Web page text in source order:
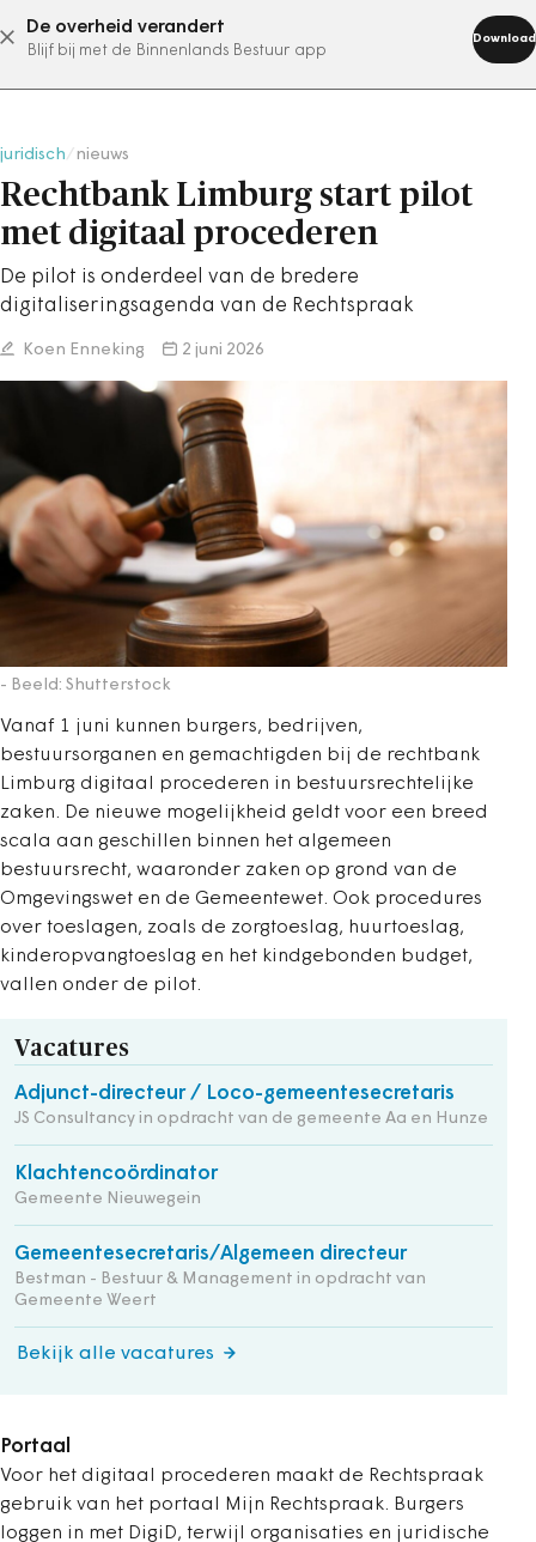
De overheid verandert
Blijf bij met de Binnenlands Bestuur app
Download
abonneer nu
juridisch nieuws
Rechtbank Limburg start pilot
met digitaal procederen
De pilot is onderdeel van de bredere
digitaliseringsagenda van de Rechtspraak
Koen Enneking 2 juni 2026
- Beeld: Shutterstock
Vanaf 1 juni kunnen burgers, bedrijven,
bestuursorganen en gemachtigden bij de rechtbank
Limburg digitaal procederen in bestuursrechtelijke
zaken. De nieuwe mogelijkheid geldt voor een breed
scala aan geschillen binnen het algemeen
bestuursrecht, waaronder zaken op grond van de
Omgevingswet en de Gemeentewet. Ook procedures
over toeslagen, zoals de zorgtoeslag, huurtoeslag,
kinderopvangtoeslag en het kindgebonden budget,
vallen onder de pilot.
Vacatures
Adjunct-directeur / Loco-gemeentesecretaris
JS Consultancy in opdracht van de gemeente Aa en Hunze
Klachtencoördinator
Gemeente Nieuwegein
Gemeentesecretaris/Algemeen directeur
Bestman - Bestuur & Management in opdracht van
Gemeente Weert
Bekijk alle vacatures
Portaal
Voor het digitaal procederen maakt de Rechtspraak
gebruik van het portaal Mijn Rechtspraak. Burgers
loggen in met DigiD, terwijl organisaties en juridische